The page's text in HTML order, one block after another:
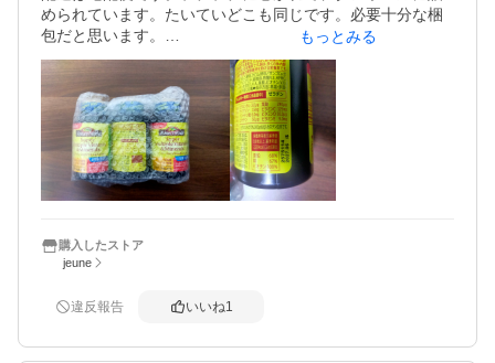
められています。たいていどこも同じです。必要十分な梱
包だと思います。
服用の理由は舌に違和感を感じ、うがいをしたりアメを舐
めたりしましたが改善しなかったので、知人に相談したと
ころ、「亜鉛」が足らないと、そうなると教えられまし
た。
早速、ネイチャーメイドの亜鉛サプリメントを購入し服用
を始めました。数日で舌の違和感は消失しました。
色々と調べていたら、この商品だと、よりたくさんのビタ
ミンミネラルも摂れることが分かり、亜鉛の含有量も、亜
商品に変えました。
結果、舌の違和感は出ません。色々なビタミンミネラルも
もっとみる
購入したストア
jeune
違反報告 いいね1